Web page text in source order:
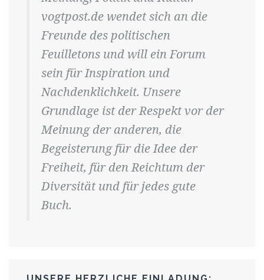
vogtpost.de wendet sich an die
Freunde des politischen
Feuilletons und will ein Forum
sein für Inspiration und
Nachdenklichkeit. Unsere
Grundlage ist der Respekt vor der
Meinung der anderen, die
Begeisterung für die Idee der
Freiheit, für den Reichtum der
Diversität und für jedes gute
Buch.